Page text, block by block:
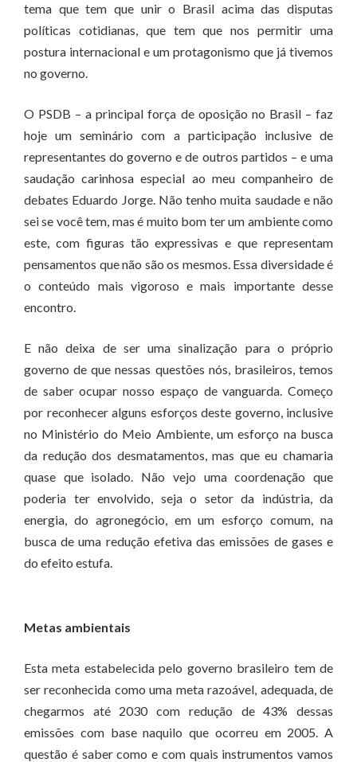
tema que tem que unir o Brasil acima das disputas
políticas cotidianas, que tem que nos permitir uma
postura internacional e um protagonismo que já tivemos
no governo.
O PSDB – a principal força de oposição no Brasil – faz
hoje um seminário com a participação inclusive de
representantes do governo e de outros partidos – e uma
saudação carinhosa especial ao meu companheiro de
debates Eduardo Jorge. Não tenho muita saudade e não
sei se você tem, mas é muito bom ter um ambiente como
este, com figuras tão expressivas e que representam
pensamentos que não são os mesmos. Essa diversidade é
o conteúdo mais vigoroso e mais importante desse
encontro.
E não deixa de ser uma sinalização para o próprio
governo de que nessas questões nós, brasileiros, temos
de saber ocupar nosso espaço de vanguarda. Começo
por reconhecer alguns esforços deste governo, inclusive
no Ministério do Meio Ambiente, um esforço na busca
da redução dos desmatamentos, mas que eu chamaria
quase que isolado. Não vejo uma coordenação que
poderia ter envolvido, seja o setor da indústria, da
energia, do agronegócio, em um esforço comum, na
busca de uma redução efetiva das emissões de gases e
do efeito estufa.
Metas ambientais
Esta meta estabelecida pelo governo brasileiro tem de
ser reconhecida como uma meta razoável, adequada, de
chegarmos até 2030 com redução de 43% dessas
emissões com base naquilo que ocorreu em 2005. A
questão é saber como e com quais instrumentos vamos